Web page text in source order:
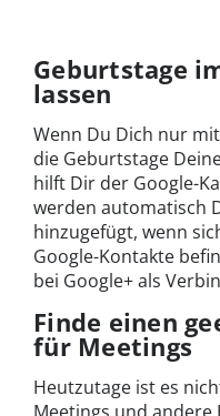
Geburtstage
lassen
Wenn Du Dich nur
die Geburtstage
hilft Dir der Google-
werden automatisch
hinzugefügt, wenn
Google-Kontakte
bei Google+ als
Finde einen
für Meetings
Heutzutage ist es